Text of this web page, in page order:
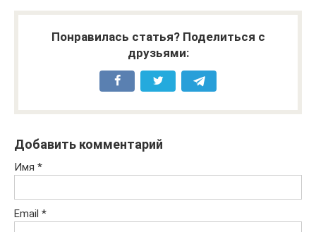
Понравилась статья? Поделиться с
друзьями:
Добавить комментарий
Имя *
Email *